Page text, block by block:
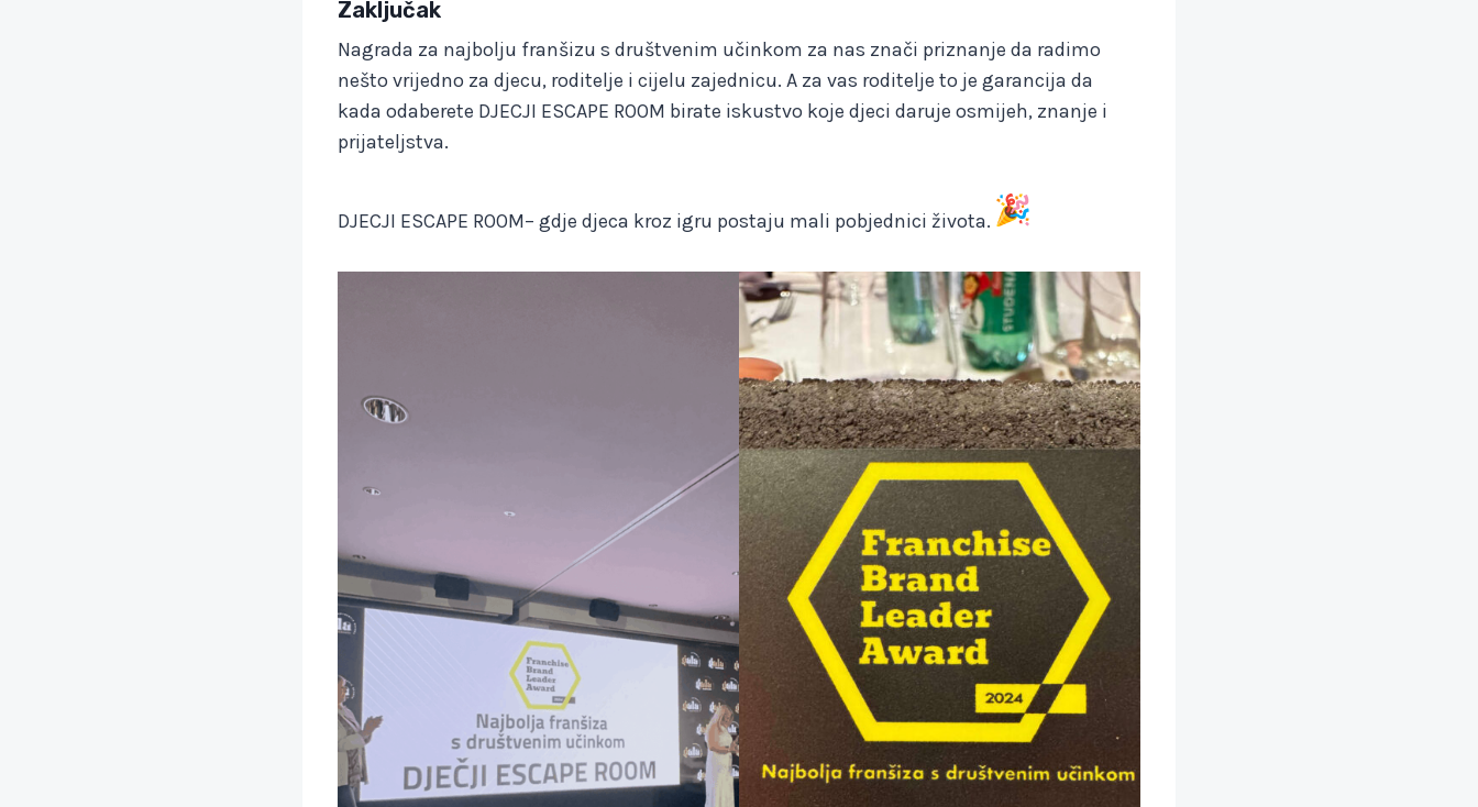
Zaključak
Nagrada za najbolju franšizu s društvenim učinkom za nas znači priznanje da radimo
nešto vrijedno za djecu, roditelje i cijelu zajednicu. A za vas roditelje to je garancija da
kada odaberete DJECJI ESCAPE ROOM birate iskustvo koje djeci daruje osmijeh, znanje i
prijateljstva.
DJECJI ESCAPE ROOM– gdje djeca kroz igru postaju mali pobjednici života.